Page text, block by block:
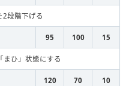
2段階下げる
95 100 15
まひ」状態にする
120 70 10